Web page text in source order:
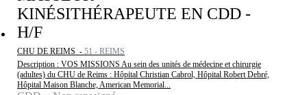
KINÉSITHÉRAPEUTE EN CDD -
H/F
CHU DE REIMS - 51 - REIMS
Description : VOS MISSIONS Au sein des unités de médecine et chirurgie
(adultes) du CHU de Reims : Hôpital Christian Cabrol, Hôpital Robert Debré,
Hôpital Maison Blanche, American Memorial...